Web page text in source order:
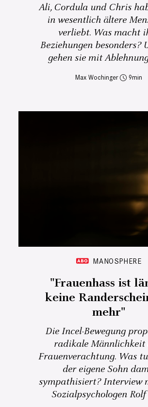
Ali, Cordula und Chris
in wesentlich ältere
verliebt. Was macht
Beziehungen besonders?
gehen sie mit
Max Wochinger 9
MANOSPHERE
"Frauenhass ist
keine
mehr"
Die Incel-Bewegung
radikale Männlichkeit
Frauenverachtung. Was
der eigene Sohn
sympathisiert? Interview
Sozialpsychologen